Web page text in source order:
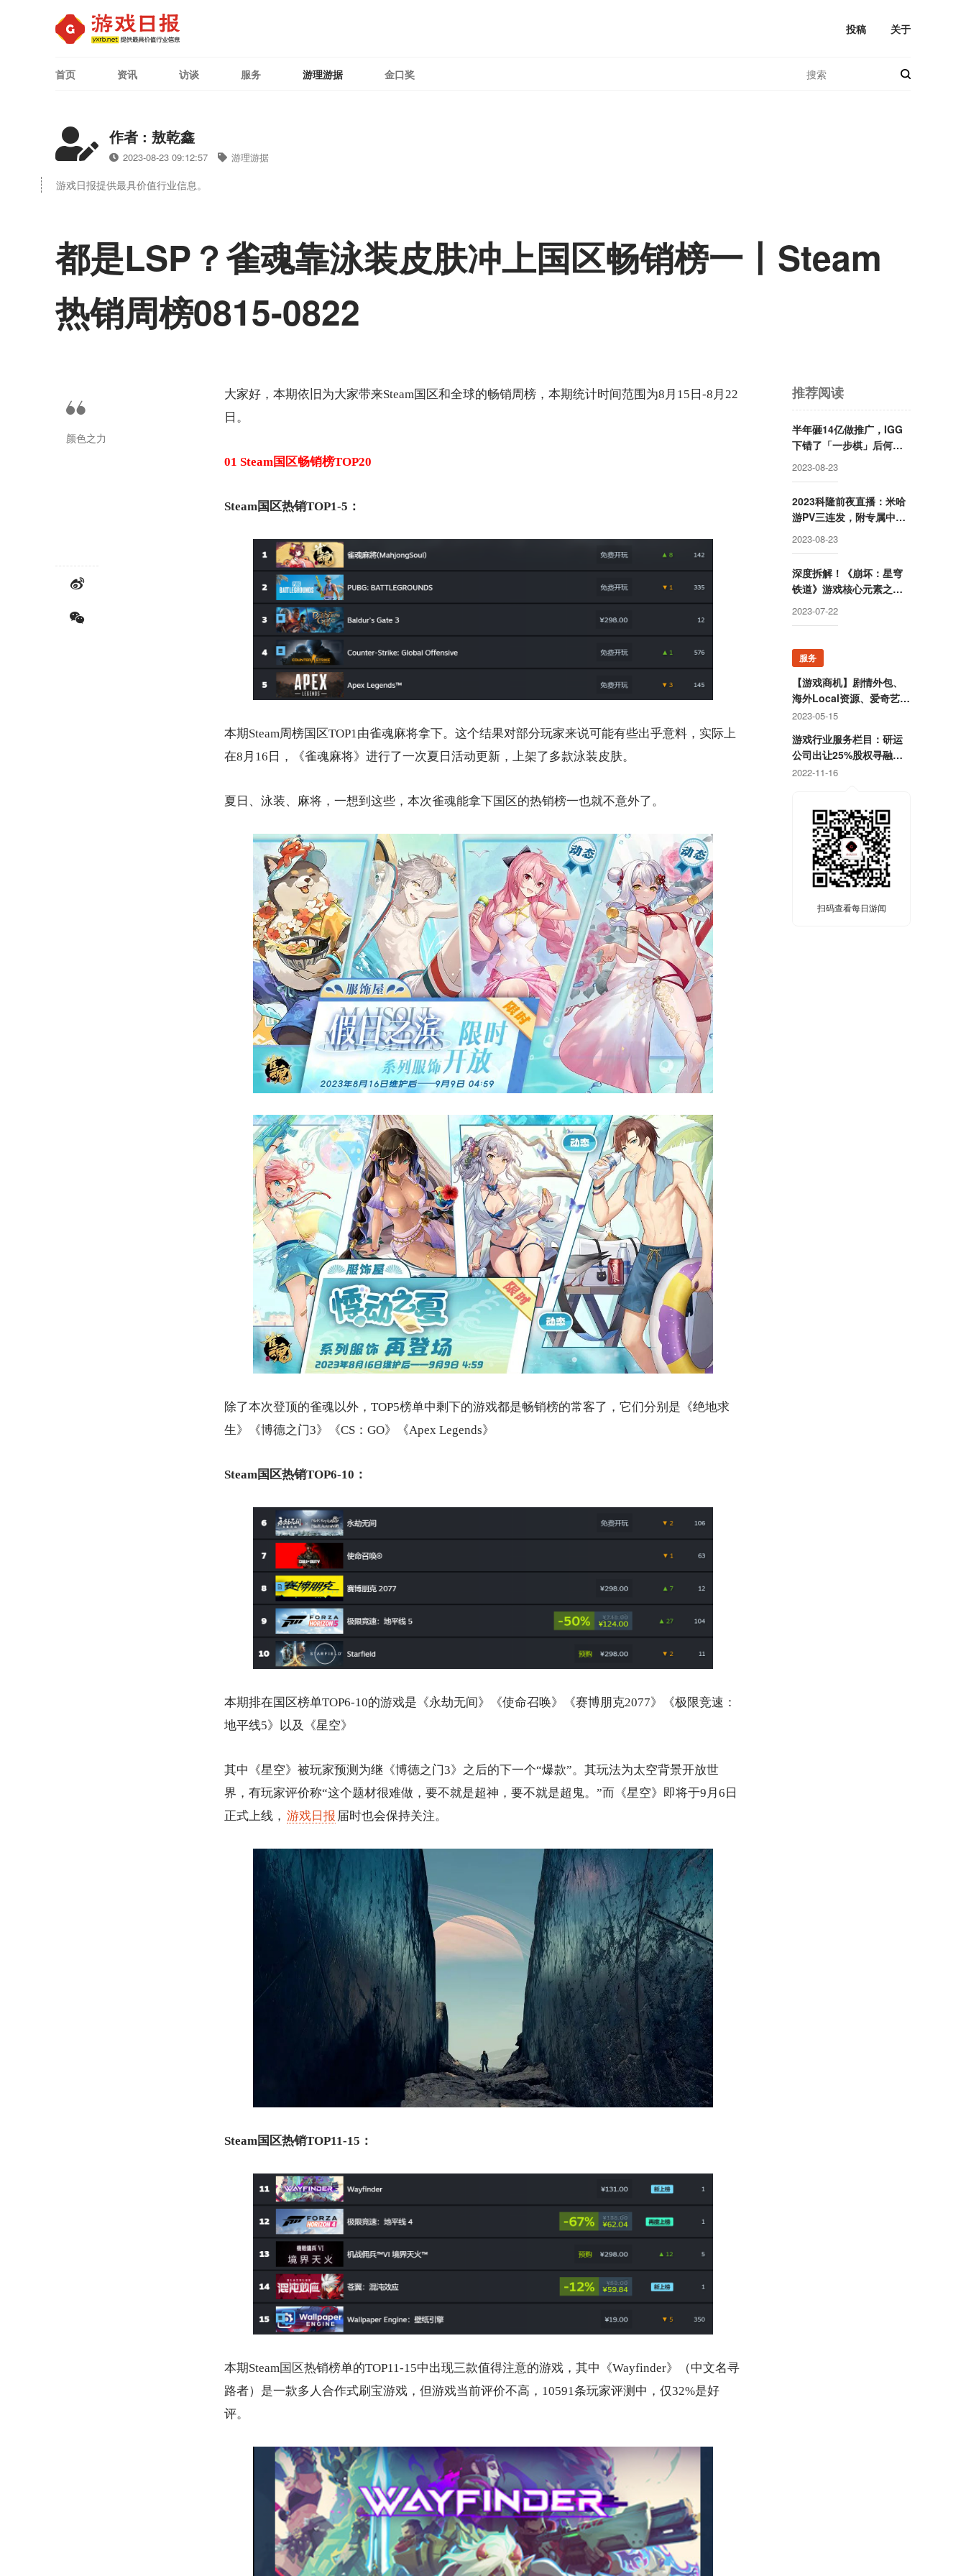
投稿 关于
首页 资讯 访谈 服务 游理游据 金口奖
作者 : 敖乾鑫
2023-08-23 09:12:57 游理游据
游戏日报提供最具价值行业信息。
都是LSP？雀魂靠泳装皮肤冲上国区畅销榜一丨Steam
热销周榜0815-0822
颜色之力
大家好，本期依旧为大家带来Steam国区和全球的畅销周榜，本期统计时间范围为8月15日-8月22
日。
01 Steam国区畅销榜TOP20
Steam国区热销TOP1-5：
本期Steam周榜国区TOP1由雀魂麻将拿下。这个结果对部分玩家来说可能有些出乎意料，实际上
在8月16日，《雀魂麻将》进行了一次夏日活动更新，上架了多款泳装皮肤。
夏日、泳装、麻将，一想到这些，本次雀魂能拿下国区的热销榜一也就不意外了。
除了本次登顶的雀魂以外，TOP5榜单中剩下的游戏都是畅销榜的常客了，它们分别是《绝地求
生》《博德之门3》《CS：GO》《Apex Legends》
Steam国区热销TOP6-10：
本期排在国区榜单TOP6-10的游戏是《永劫无间》《使命召唤》《赛博朋克2077》《极限竞速：
地平线5》以及《星空》
其中《星空》被玩家预测为继《博德之门3》之后的下一个“爆款”。其玩法为太空背景开放世
界，有玩家评价称“这个题材很难做，要不就是超神，要不就是超鬼。”而《星空》即将于9月6日
正式上线， 游戏日报 届时也会保持关注。
Steam国区热销TOP11-15：
本期Steam国区热销榜单的TOP11-15中出现三款值得注意的游戏，其中《Wayfinder》（中文名寻
路者）是一款多人合作式刷宝游戏，但游戏当前评价不高，10591条玩家评测中，仅32%是好
评。
推荐阅读
半年砸14亿做推广，IGG
下错了「一步棋」后何去
何从？
2023-08-23
2023科隆前夜直播：米哈
游PV三连发，附专属中文
采访，网友：“这下听懂
2023-08-23
深度拆解！《崩坏：星穹
铁道》游戏核心元素之角
色塑造怎么做？
2023-07-22
服务
【游戏商机】剧情外包、
海外Local资源、爱奇艺直
客、抖音直播资源等
2023-05-15
游戏行业服务栏目：研运
公司出让25%股权寻融
资；某团队寻开发线上合
2022-11-16
扫码查看每日游闻